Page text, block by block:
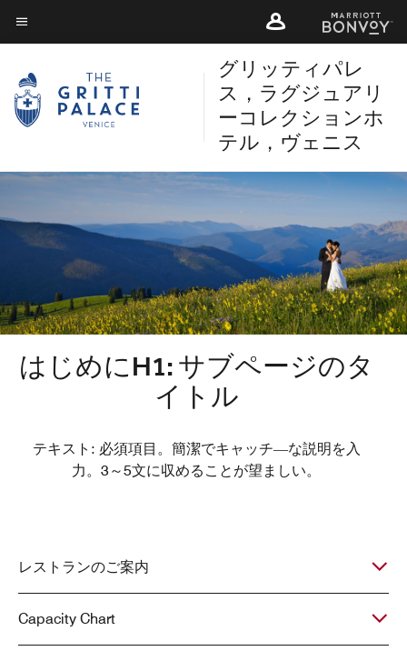
content
Skip
to
content
メニューのテキスト
グリッティパレ
ス，ラグジュアリ
ーコレクションホ
テル，ヴェニス
はじめにH1: サブページのタ
イトル
テキスト: 必須項目。簡潔でキャッチ―な説明を入
力。3～5文に収めることが望ましい。
レストランのご案内
Capacity Chart